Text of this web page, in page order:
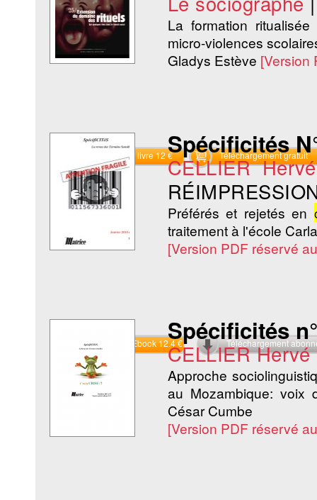
La formation
micro-violences
Gladys Estève [Version
Commander le livre 12 € Téléchargement gratuit
Spécificités
CELLIER Hervé
Préférés et rejetés en
traitement à l'école
[Version PDF réservé
Commander l'Ebook 12.4 € Téléchargement
Spécificités
CELLIER Hervé
Approche
au Mozambique: voix
César Cumbe
[Version PDF réservé